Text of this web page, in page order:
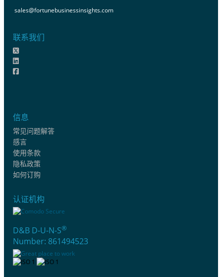
sales@fortunebusinessinsights.com
联系我们
信息
常见问题解答
感言
使用条款
隐私政策
如何订购
认证机构
D&B D-U-N-S®
Number: 861494523